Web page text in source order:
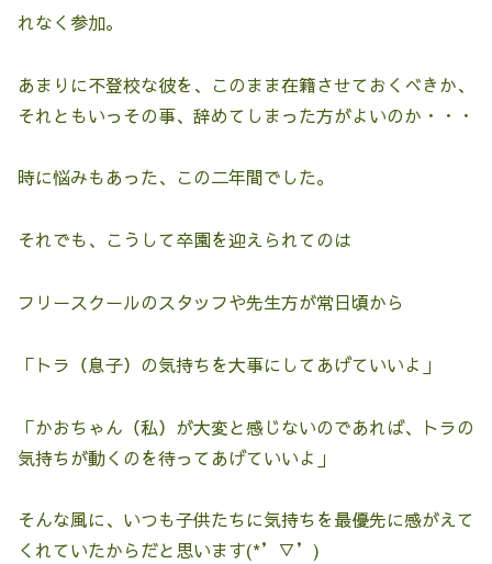
れなく参加。
あまりに不登校な彼を、このまま在籍させておくべきか、
それともいっその事、辞めてしまった方がよいのか・・・
時に悩みもあった、この二年間でした。
それでも、こうして卒園を迎えられてのは
フリースクールのスタッフや先生方が常日頃から
「トラ（息子）の気持ちを大事にしてあげていいよ」
「かおちゃん（私）が大変と感じないのであれば、トラの
気持ちが動くのを待ってあげていいよ」
そんな風に、いつも子供たちに気持ちを最優先に感がえて
くれていたからだと思います(*’▽’)